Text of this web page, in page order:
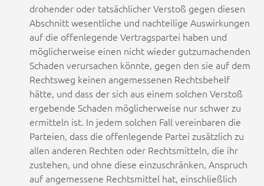
drohender oder tatsächlicher Verstoß gegen diesen
Abschnitt wesentliche und nachteilige Auswirkungen
auf die offenlegende Vertragspartei haben und
möglicherweise einen nicht wieder gutzumachenden
Schaden verursachen könnte, gegen den sie auf dem
Rechtsweg keinen angemessenen Rechtsbehelf
hätte, und dass der sich aus einem solchen Verstoß
ergebende Schaden möglicherweise nur schwer zu
ermitteln ist. In jedem solchen Fall vereinbaren die
Parteien, dass die offenlegende Partei zusätzlich zu
allen anderen Rechten oder Rechtsmitteln, die ihr
zustehen, und ohne diese einzuschränken, Anspruch
auf angemessene Rechtsmittel hat, einschließlich